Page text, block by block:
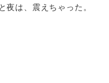
は、震えちゃった。